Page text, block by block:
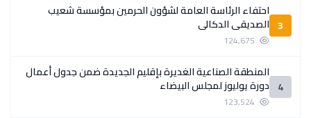
3
احتفاء الرئاسة العامة لشؤون الحرمين بمؤسسة شعيب
الصديقي الدكالي
4
المنطقة الصناعية الغديرة بإقليم الجديدة ضمن جدول أعمال
دورة يوليوز لمجلس البيضاء